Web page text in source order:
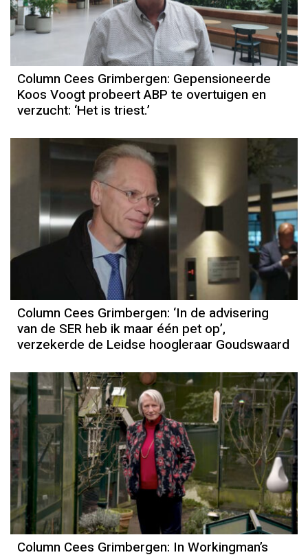
Column Cees Grimbergen: Gepensioneerde
Koos Voogt probeert ABP te overtuigen en
verzucht: ‘Het is triest.’
Column Cees Grimbergen: ‘In de advisering
van de SER heb ik maar één pet op’,
verzekerde de Leidse hoogleraar Goudswaard
Column Cees Grimbergen: In Workingman’s